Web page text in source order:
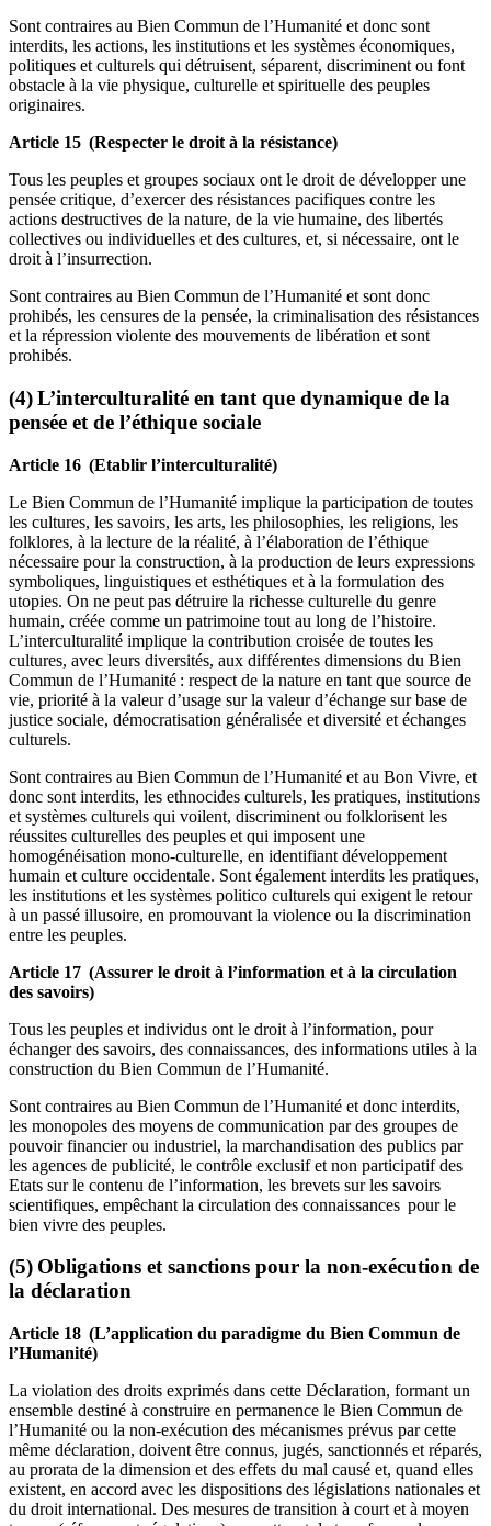
Sont contraires au Bien Commun de l’Humanité et donc sont
interdits, les actions, les institutions et les systèmes économiques,
politiques et culturels qui détruisent, séparent, discriminent ou font
obstacle à la vie physique, culturelle et spirituelle des peuples
originaires.
Article 15 (Respecter le droit à la résistance)
Tous les peuples et groupes sociaux ont le droit de développer une
pensée critique, d’exercer des résistances pacifiques contre les
actions destructives de la nature, de la vie humaine, des libertés
collectives ou individuelles et des cultures, et, si nécessaire, ont le
droit à l’insurrection.
Sont contraires au Bien Commun de l’Humanité et sont donc
prohibés, les censures de la pensée, la criminalisation des résistances
et la répression violente des mouvements de libération et sont
prohibés.
(4) L’interculturalité en tant que dynamique de la
pensée et de l’éthique sociale
Article 16 (Etablir l’interculturalité)
Le Bien Commun de l’Humanité implique la participation de toutes
les cultures, les savoirs, les arts, les philosophies, les religions, les
folklores, à la lecture de la réalité, à l’élaboration de l’éthique
nécessaire pour la construction, à la production de leurs expressions
symboliques, linguistiques et esthétiques et à la formulation des
utopies. On ne peut pas détruire la richesse culturelle du genre
humain, créée comme un patrimoine tout au long de l’histoire.
L’interculturalité implique la contribution croisée de toutes les
cultures, avec leurs diversités, aux différentes dimensions du Bien
Commun de l’Humanité : respect de la nature en tant que source de
vie, priorité à la valeur d’usage sur la valeur d’échange sur base de
justice sociale, démocratisation généralisée et diversité et échanges
culturels.
Sont contraires au Bien Commun de l’Humanité et au Bon Vivre, et
donc sont interdits, les ethnocides culturels, les pratiques, institutions
et systèmes culturels qui voilent, discriminent ou folklorisent les
réussites culturelles des peuples et qui imposent une
homogénéisation mono-culturelle, en identifiant développement
humain et culture occidentale. Sont également interdits les pratiques,
les institutions et les systèmes politico culturels qui exigent le retour
à un passé illusoire, en promouvant la violence ou la discrimination
entre les peuples.
Article 17 (Assurer le droit à l’information et à la circulation
des savoirs)
Tous les peuples et individus ont le droit à l’information, pour
échanger des savoirs, des connaissances, des informations utiles à la
construction du Bien Commun de l’Humanité.
Sont contraires au Bien Commun de l’Humanité et donc interdits,
les monopoles des moyens de communication par des groupes de
pouvoir financier ou industriel, la marchandisation des publics par
les agences de publicité, le contrôle exclusif et non participatif des
Etats sur le contenu de l’information, les brevets sur les savoirs
scientifiques, empêchant la circulation des connaissances pour le
bien vivre des peuples.
(5) Obligations et sanctions pour la non-exécution de
la déclaration
Article 18 (L’application du paradigme du Bien Commun de
l’Humanité)
La violation des droits exprimés dans cette Déclaration, formant un
ensemble destiné à construire en permanence le Bien Commun de
l’Humanité ou la non-exécution des mécanismes prévus par cette
même déclaration, doivent être connus, jugés, sanctionnés et réparés,
au prorata de la dimension et des effets du mal causé et, quand elles
existent, en accord avec les dispositions des législations nationales et
du droit international. Des mesures de transition à court et à moyen